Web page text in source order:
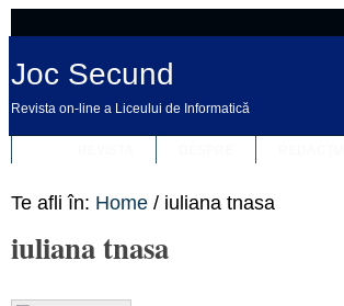
Joc Secund
Revista on-line a Liceului de Informatică
Te afli în: Home / iuliana tnasa
iuliana tnasa